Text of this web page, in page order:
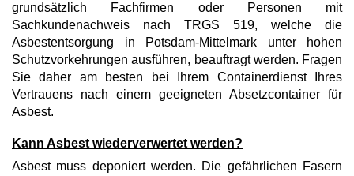
grundsätzlich Fachfirmen oder Personen mit
Sachkundenachweis nach TRGS 519, welche die
Asbestentsorgung in Potsdam-Mittelmark unter hohen
Schutzvorkehrungen ausführen, beauftragt werden. Fragen
Sie daher am besten bei Ihrem Containerdienst Ihres
Vertrauens nach einem geeigneten Absetzcontainer für
Asbest.
Kann Asbest wiederverwertet werden?
Asbest muss deponiert werden. Die gefährlichen Fasern